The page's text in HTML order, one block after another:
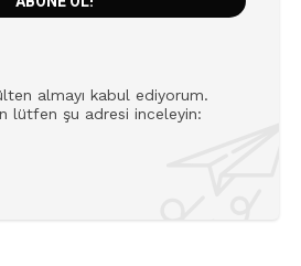
almayı kabul ediyorum.
lütfen şu adresi inceleyin: